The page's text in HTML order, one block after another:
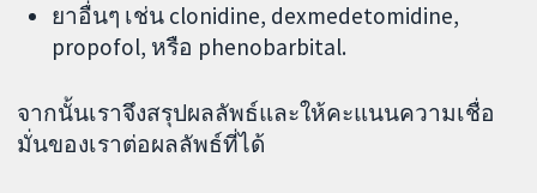
ยาอื่นๆ เช่น clonidine, dexmedetomidine,
propofol, หรือ phenobarbital.
จากนั้นเราจึงสรุปผลลัพธ์และให้คะแนนความเชื่อ
มั่นของเราต่อผลลัพธ์ที่ได้